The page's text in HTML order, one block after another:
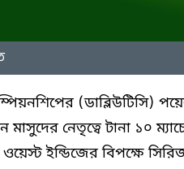
(ডাব্লিউটিসি)
মাসুদের নেতৃত্বে টানা ১০
ইন্ডিজের বিপক্ষে